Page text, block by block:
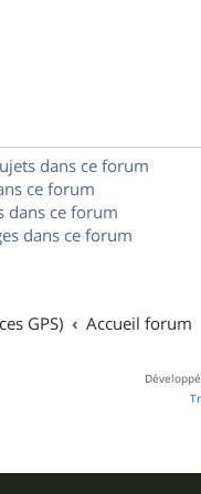
dans ce forum
ce forum
dans ce forum
dans ce forum
GPS) Accueil forum